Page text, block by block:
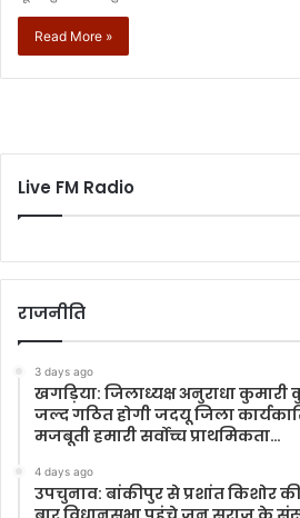
Read More »
Live FM Radio
राजनीति
3 days ago
खगड़िया: जिलाध्यक्ष अनुराधा कुमारी
जल्द गठित होगी जदयू जिला
मजबूती हमारी सर्वोच्च प्राथमिकता…
4 days ago
उपचुनाव: बांकीपुर से प्रशांत किशोर